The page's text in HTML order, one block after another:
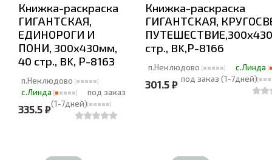
Книжка-раскраска
ГИГАНТСКАЯ,
ЕДИНОРОГИ И
ПОНИ, 300х430мм,
40 стр., BK, Р-8163
п.Неклюдово
с.Линда
под заказ
(1-7дней)
335.5 ₽
Книжка-раскраска
ГИГАНТСКАЯ,
стр., BK,Р-8166
п.Неклюдово
с.Линда
под заказ (1-7дней)
301.5 ₽